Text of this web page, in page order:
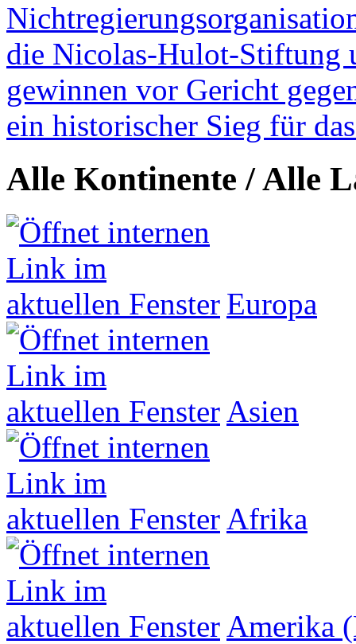
die Nicolas-Hulot-Stiftung
gewinnen vor Gericht
ein historischer Sieg für
Alle Kontinente / Alle
Europa
Asien
Afrika
Amerika